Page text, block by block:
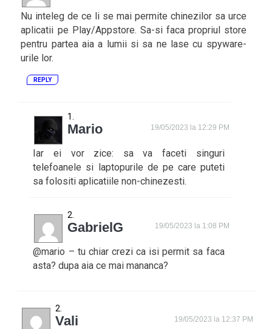
Nu inteleg de ce li se mai permite chinezilor sa urce
aplicatii pe Play/Appstore. Sa-si faca propriul store
pentru partea aia a lumii si sa ne lase cu spyware-
urile lor.
REPLY
Mario 19/05/2023 la 12:29 PM
Iar ei vor zice: sa va faceti singuri
telefoanele si laptopurile de pe care puteti
sa folositi aplicatiile non-chinezesti.
GabrielG 19/05/2023 la 1:08 PM
@mario – tu chiar crezi ca isi permit sa faca
asta? dupa aia ce mai mananca?
Vali 19/05/2023 la 12:37 PM